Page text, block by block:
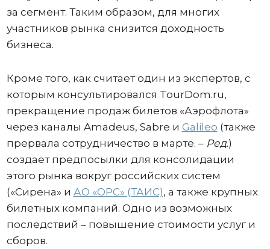
за сегмент. Таким образом, для многих
участников рынка снизится доходность
бизнеса.
Кроме того, как считает один из экспертов, с
которым консультировался TourDom.ru,
прекращение продаж билетов «Аэрофлота»
через каналы Amadeus, Sabre и Galileo (также
прервала сотрудничество в марте. – Ред.)
создает предпосылки для консолидации
этого рынка вокруг российских систем
(«Сирена» и АО «ОРС» (ТАИС), а также крупных
билетных компаний. Одно из возможных
последствий – повышение стоимости услуг и
сборов.